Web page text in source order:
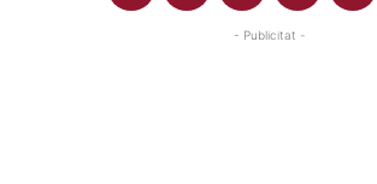
- Publicitat -